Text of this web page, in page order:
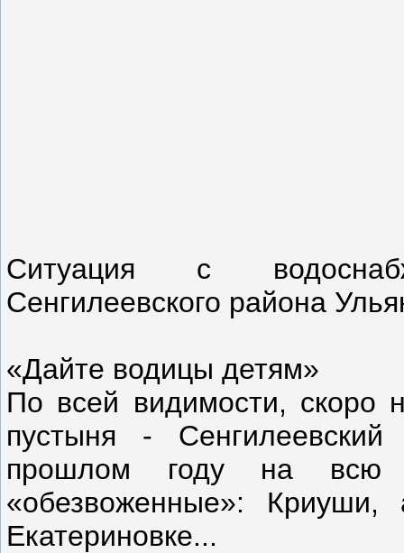
Ситуация с
Сенгилеевского района
«Дайте водицы детям»
По всей видимости, скоро
пустыня -
прошлом году на всю
«обезвоженные»:
Екатериновке...